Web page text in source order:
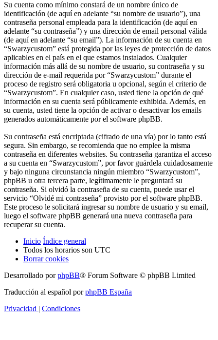
Su cuenta como mínimo constará de un nombre único de
identificación (de aquí en adelante “su nombre de usuario”), una
contraseña personal empleada para la identificación (de aquí en
adelante “su contraseña”) y una dirección de email personal válida
(de aquí en adelante “su email”). La información de su cuenta en
“Swarzycustom” está protegida por las leyes de protección de datos
aplicables en el país en el que estamos instalados. Cualquier
información más allá de su nombre de usuario, su contraseña y su
dirección de e-mail requerida por “Swarzycustom” durante el
proceso de registro será obligatoria u opcional, según el criterio de
“Swarzycustom”. En cualquier caso, usted tiene la opción de qué
información en su cuenta será públicamente exhibida. Además, en
su cuenta, usted tiene la opción de activar o desactivar los emails
generados automáticamente por el software phpBB.
Su contraseña está encriptada (cifrado de una vía) por lo tanto está
segura. Sin embargo, se recomienda que no emplee la misma
contraseña en diferentes websites. Su contraseña garantiza el acceso
a su cuenta en “Swarzycustom”, por favor guárdela cuidadosamente
y bajo ninguna circunstancia ningún miembro “Swarzycustom”,
phpBB u otra tercera parte, legítimamente le preguntará su
contraseña. Si olvidó la contraseña de su cuenta, puede usar el
servicio “Olvidé mi contraseña” provisto por el software phpBB.
Este proceso le solicitará ingresar su nombre de usuario y su email,
luego el software phpBB generará una nueva contraseña para
recuperar su cuenta.
Inicio Índice general
Todos los horarios son UTC
Borrar cookies
Desarrollado porphpBB® Forum Software © phpBB Limited
Traducción al español porphpBB España
Privacidad | Condiciones